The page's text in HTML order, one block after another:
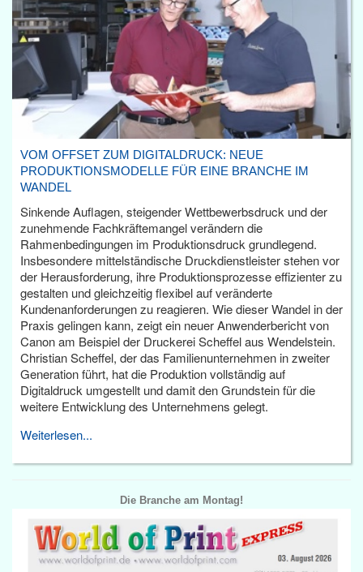
VOM OFFSET ZUM DIGITALDRUCK: NEUE
PRODUKTIONSMODELLE FÜR EINE BRANCHE IM
WANDEL
Sinkende Auflagen, steigender Wettbewerbsdruck und der
zunehmende Fachkräftemangel verändern die
Rahmenbedingungen im Produktionsdruck grundlegend.
Insbesondere mittelständische Druckdienstleister stehen vor
der Herausforderung, ihre Produktionsprozesse effizienter zu
gestalten und gleichzeitig flexibel auf veränderte
Kundenanforderungen zu reagieren. Wie dieser Wandel in der
Praxis gelingen kann, zeigt ein neuer Anwenderbericht von
Canon am Beispiel der Druckerei Scheffel aus Wendelstein.
Christian Scheffel, der das Familienunternehmen in zweiter
Generation führt, hat die Produktion vollständig auf
Digitaldruck umgestellt und damit den Grundstein für die
weitere Entwicklung des Unternehmens gelegt.
Weiterlesen...
Die Branche am Montag!